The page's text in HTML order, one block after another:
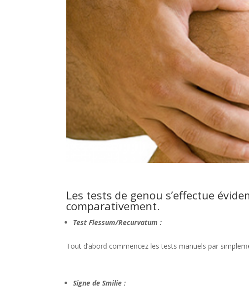
Les tests de genou s’effectue
comparativement.
Test Flessum/Recurvatum :
Tout d’abord commencez les tests manuels par
Signe de Smilie :